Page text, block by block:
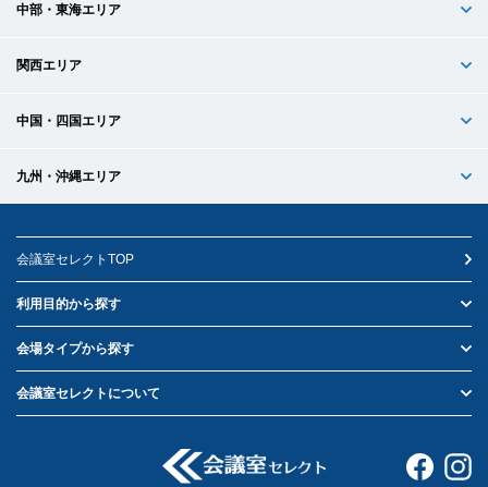
中部・東海エリア
関西エリア
中国・四国エリア
九州・沖縄エリア
会議室セレクトTOP
利用目的から探す
会場タイプから探す
会議室セレクトについて